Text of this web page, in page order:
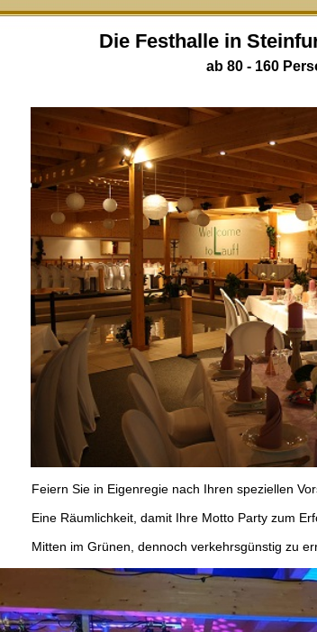
Die Festhalle in
ab 80 - 160
Feiern Sie in Eigenregie nach Ihren speziellen
Eine Räumlichkeit, damit Ihre Motto Party zum
Mitten im Grünen, dennoch verkehrsgünstig zu